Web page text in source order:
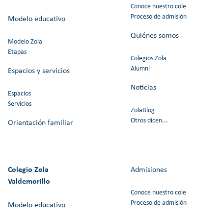
Modelo educativo
Modelo Zola
Etapas
Espacios y servicios
Espacios
Servicios
Orientación familiar
Conoce nuestro cole
Proceso de admisión
Quiénes somos
Colegios Zola
Alumni
Noticias
ZolaBlog
Otros dicen...
Colegio Zola
Valdemorillo
Modelo educativo
Admisiones
Conoce nuestro cole
Proceso de admisión